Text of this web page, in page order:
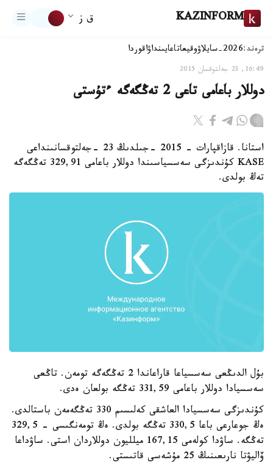
KAZINFORM ق ز
ترەند:2026-سايلاۋ وقيعاتاعايىنداۋاقوردا
16:49, 23 جەلتوقسان 2015
دوللار باعامى تاعى 2 تەڭگەگە ءتۇستى
استانا. قازاقپارات - 2015 -جىلدىڭ 23 -جەلتوقسانىنداعى
KASE كۇندىزگى سەسسياسىندا دوللار باعامى 329,91 تەڭگەگە
تەڭ بولدى.
بۇل الدىڭعى سەسسياعا قاراعاندا 2 تەڭگەگە تومەن. تاڭعى
سەسسيادا دوللار باعامى 331,59 تەڭگە بولعان ەدى.
كۇندىزگى سەسسيادا العاشقى كەلىسىم 330 تەڭگەمەن باستالدى.
ەڭ جوعارعى باعا 330,5 تەڭگە بولدى. ەڭ تومەنگىسى - 329,5
تەڭگە. ساۋدا كولەمى 167,15 ميلليون دوللاردان استى. ساۋداعا
ۆاليۋتا نارىعىنىڭ 25 مۇشەسى قاتىستى.